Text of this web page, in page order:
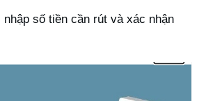
số tiền cần rút và xác nhận